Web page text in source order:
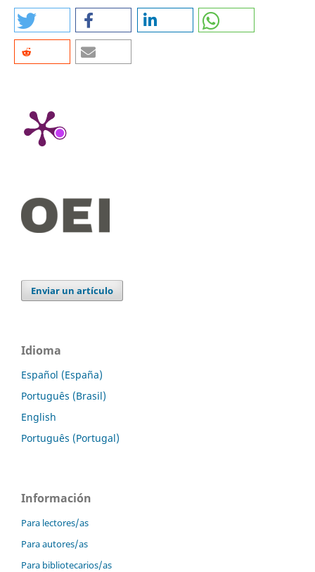
Enviar un artículo
Idioma
Español (España)
Português (Brasil)
English
Português (Portugal)
Información
Para lectores/as
Para autores/as
Para bibliotecarios/as